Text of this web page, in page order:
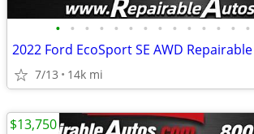
• • • • • • • • • • • • • •
2022 Ford EcoSport SE AWD
7/13 14k mi
$13,750